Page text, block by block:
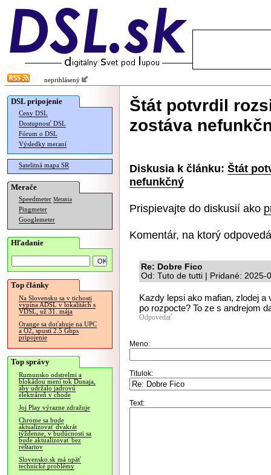
neprihlásený
DSL pripojenie
Ceny DSL
Dostupnosť DSL
Fórum o DSL
Výsledky meraní
Satelitná mapa SR
Merače
Speedmeter Merania
Pingmeter
Googlemeter
Hľadanie
Top články
Na Slovensku sa v tichosti
vypína ADSL v lokalitách s
VDSL, už 31. mája
Orange sa doťahuje na UPC
a O2, spustí 2.5 Gbps
pripojenie
Top správy
Rumunsko odstrelmi a
blokádou mení tok Dunaja,
aby udržalo jadrovú
elektráreň v chode
Joj Play výrazne zdražuje
Chrome sa bude
aktualizovať dvakrát
týždenne, v budúcnosti sa
bude aktualizovať bez
reštartov
Slovensko.sk má opäť
technické problémy
Štát potvrdil
zostáva
Diskusia k článku: Štát
nefunkčný
Prispievajte do diskusií ako
Komentár, na ktorý
Re: Dobre Fico
Od: Tuto de tutti | Pridané: 2025-
Kazdy lepsi ako mafian, zlodej
po rozpocte? To ze s andrejom
Odpovedať
Meno:
Titulok:
Text: